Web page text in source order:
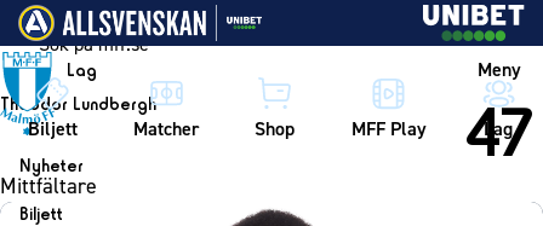
Vidare till innehållet
Lag Meny
Biljett Matcher Shop MFF Play Lag
Nyheter
Nyheter
Biljett
Theodor Lundbergh 47
Mittfältare